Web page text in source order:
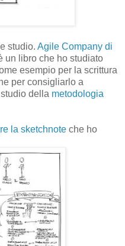
studio. Agile Company di
un libro che ho studiato
esempio per la scrittura
per consigliarlo a
della metodologia
la sketchnote che ho